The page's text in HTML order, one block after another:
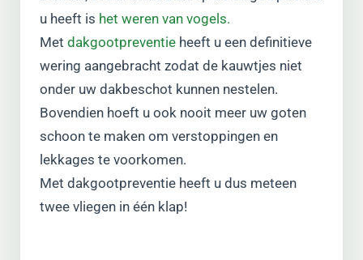
u heeft is het weren van vogels.
Met dakgootpreventie heeft u een definitieve
wering aangebracht zodat de kauwtjes niet
onder uw dakbeschot kunnen nestelen.
Bovendien hoeft u ook nooit meer uw goten
schoon te maken om verstoppingen en
lekkages te voorkomen.
Met dakgootpreventie heeft u dus meteen
twee vliegen in één klap!